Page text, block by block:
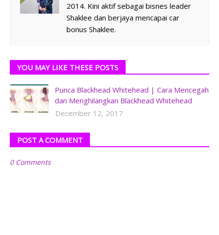
2014. Kini aktif sebagai bisnes leader
Shaklee dan berjaya mencapai car
bonus Shaklee.
YOU MAY LIKE THESE POSTS
Punca Blackhead Whitehead | Cara Mencegah
dan Menghilangkan Blackhead Whitehead
December 12, 2017
POST A COMMENT
0 Comments